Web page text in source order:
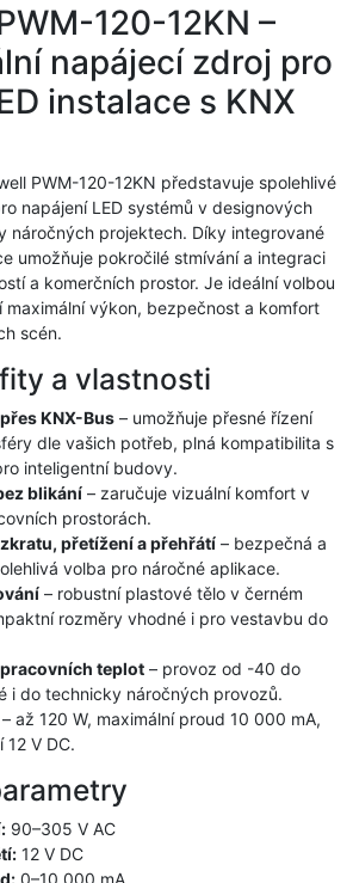
120-12KN –
napájecí zdroj pro
instalace s KNX
PWM-120-12KN představuje spolehlivé
napájení LED systémů v designových
náročných projektech. Díky integrované
umožňuje pokročilé stmívání a integraci
a komerčních prostor. Je ideální volbou
maximální výkon, bezpečnost a komfort
scén.
a vlastnosti
KNX-Bus – umožňuje přesné řízení
dle vašich potřeb, plná kompatibilita s
inteligentní budovy.
blikání – zaručuje vizuální komfort v
prostorách.
přetížení a přehřátí – bezpečná a
volba pro náročné aplikace.
– robustní plastové tělo v černém
rozměry vhodné i pro vestavbu do
teplot – provoz od -40 do
i do technicky náročných provozů.
– až 120 W, maximální proud 10 000 mA,
V DC.
90–305 V AC
12 V DC
0–10 000 mA